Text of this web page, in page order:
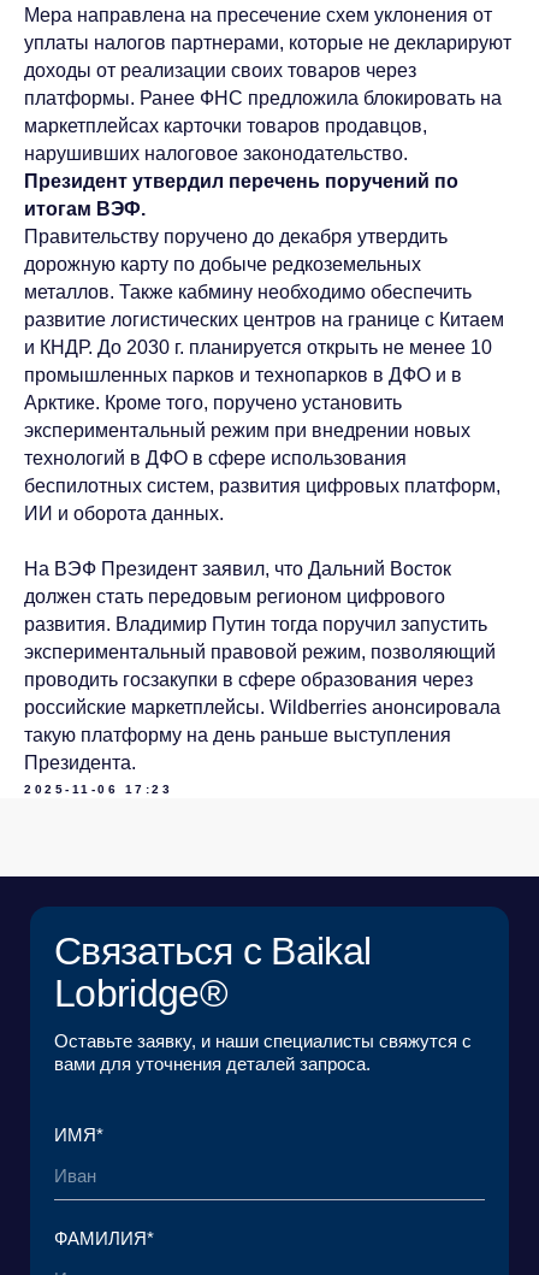
Мера направлена на пресечение схем уклонения от
уплаты налогов партнерами, которые не декларируют
доходы от реализации своих товаров через
платформы. Ранее ФНС предложила блокировать на
маркетплейсах карточки товаров продавцов,
нарушивших налоговое законодательство.
Президент утвердил перечень поручений по
итогам ВЭФ.
Правительству поручено до декабря утвердить
дорожную карту по добыче редкоземельных
металлов. Также кабмину необходимо обеспечить
развитие логистических центров на границе с Китаем
и КНДР. До 2030 г. планируется открыть не менее 10
промышленных парков и технопарков в ДФО и в
Арктике. Кроме того, поручено установить
экспериментальный режим при внедрении новых
технологий в ДФО в сфере использования
беспилотных систем, развития цифровых платформ,
ИИ и оборота данных.
На ВЭФ Президент заявил, что Дальний Восток
должен стать передовым регионом цифрового
развития. Владимир Путин тогда поручил запустить
экспериментальный правовой режим, позволяющий
проводить госзакупки в сфере образования через
российские маркетплейсы. Wildberries анонсировала
такую платформу на день раньше выступления
Президента.
2025-11-06 17:23
Оставьте заявку, и наши специалисты свяжутся с
вами для уточнения деталей запроса.
Связаться с Baikal
Lobridge®
ОТПРАВИТЬ ЗАЯВКУ
ИМЯ*
ФАМИЛИЯ*
КОМПАНИЯ*
EMAIL*
ЗАГРУЗИТЬ ФАЙЛ
Я ознакомился сПользовательским
обработки персональных данныхи даю
согласие на обработку своих персональных
данных*